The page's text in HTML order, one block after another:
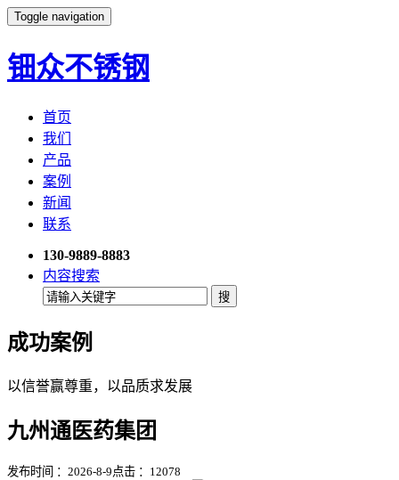
Toggle navigation
钿众不锈钢
首页
我们
产品
案例
新闻
联系
130-9889-8883
内容搜索
成功案例
以信誉赢尊重，以品质求发展
九州通医药集团
发布时间 ：2026-8-9 点击 ： 12078